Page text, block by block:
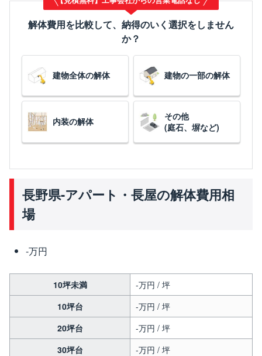
解体費用を比較して、納得のいく選択をしません
か？
建物全体の解体 建物の一部の解体
内装の解体
その他
(庭石、塀など)
長野県-アパート・長屋の解体費用相
場
-万円
10坪未満
-万円 / 坪
10坪台
-万円 / 坪
20坪台
-万円 / 坪
30坪台
-万円 / 坪